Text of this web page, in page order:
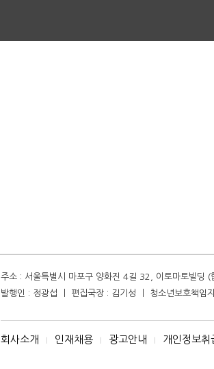
주소 : 서울특별시 마포구 양화진 4길 32, 이토마토빌
발행인 : 정광섭 ㅣ 편집국장 : 김기성 ㅣ 청소년보호
회사소개 I 인재채용 I 광고안내 I 개인정보취